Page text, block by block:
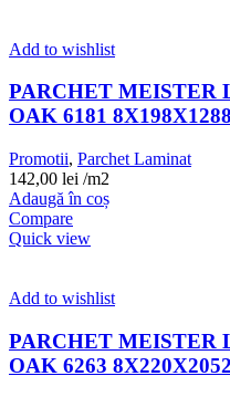
Add to wishlist
PARCHET MEISTER
OAK 6181
Promotii, Parchet Laminat
142,00 lei /m2
Adaugă în coș
Compare
Quick view
Add to wishlist
PARCHET MEISTER
OAK 6263